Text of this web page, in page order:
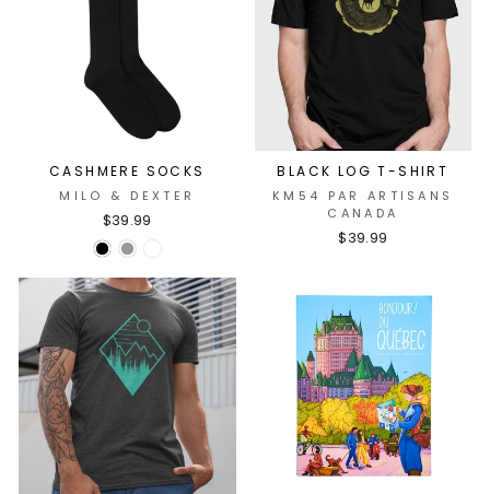
CASHMERE SOCKS
MILO & DEXTER
$39.99
BLACK LOG T-SHIRT
KM54 PAR ARTISANS
CANADA
$39.99